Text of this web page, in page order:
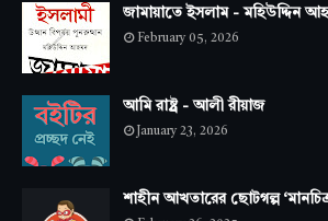
জামায়াতে ইসলাম - মহিউদ্দিন
February 05, 2026
আমি রাষ্ট্র - আলী রীয়াজ
January 23, 2026
শাহীন আখতারের ছোটগল্প